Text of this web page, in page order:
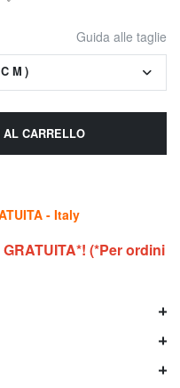
Guida alle taglie
AL CARRELLO
- Italy
GRATUITA*! (*Per ordini